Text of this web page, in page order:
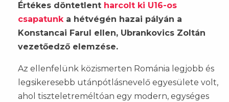
Értékes döntetlent harcolt ki U16-os
csapatunka hétvégén hazai pályán a
Konstancai Farul ellen, Ubrankovics Zoltán
vezetőedző elemzése.
Az ellenfelünk közismerten Románia legjobb és
legsikeresebb utánpótlásnevelő egyesülete volt,
ahol tiszteletreméltóan egy modern, egységes